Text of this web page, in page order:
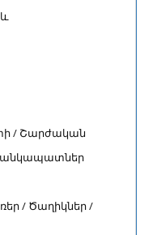
/ Շարժական
/ Ծաղիկներ /